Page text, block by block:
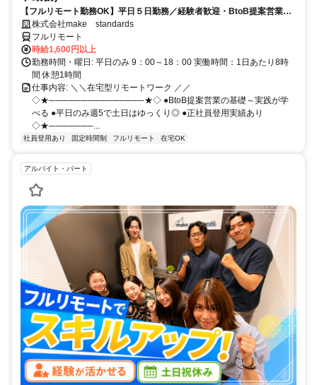
【フルリモート勤務OK】平日５日勤務／経験者歓迎・BtoB提案営業で
スキルアップ
株式会社make standards
フルリモート
時給1,600円以上
勤務時間・曜日: 平日のみ 9：00～18：00 実働時間：1日あたり8時
間 休憩1時間
仕事内容: ＼＼在宅型リモートワーク ／／
◇★───────────────★◇ ●BtoB提案営業の基礎～実践が学
べる ●平日のみ週5で土日はゆっくり◎ ●正社員登用実績あり
◇★───────...
社員登用あり 固定時間制 フルリモート 在宅OK
アルバイト・パート